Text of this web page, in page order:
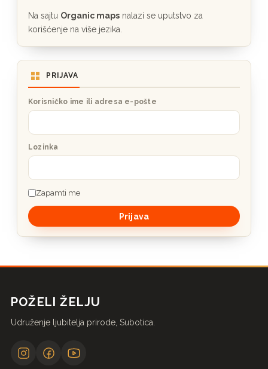
Na sajtu Organic maps nalazi se uputstvo za
korišćenje na više jezika.
PRIJAVA
Korisničko ime ili adresa e-pošte
Lozinka
Zapamti me
POŽELI ŽELJU
Udruženje ljubitelja prirode, Subotica.